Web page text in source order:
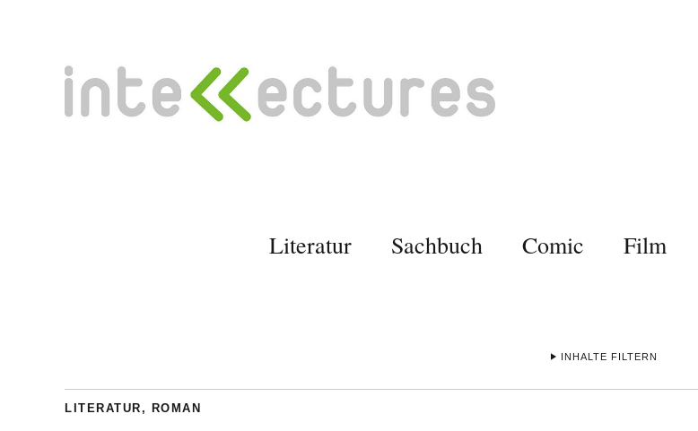
Literatur Sachbuch Comic Film
INHALTE FILTERN
LITERATUR , ROMAN